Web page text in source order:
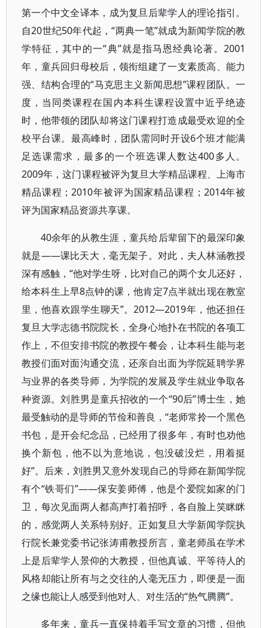
第一个中文全译本，成为复旦后辈学人的理论指引。
自20世纪50年代起，“两典一笔”就成为新闻学院的教
学特征，其中的一“典”就是指马恩经典论著。2001
年，童兵回归母校后，领衔组建了一支素质高、能力
强、结构合理的“马克思主义新闻思想”课程团队。一
度，当同类课程在国内本科生课程设置中近乎绝迹
时，他带领的团队却将这门课程打造成最受欢迎的全
校平台课。最高峰时，团队需同时开设6个班才能满
足选课需求，最多的一个班选课人数达400多人。
2009年，这门课程被评为复旦大学精品课程、上海市
精品课程；2010年被评为国家精品课程；2014年被
评为国家精品资源共享课。
40余年的从教生涯，童兵给后辈留下的最深印象
就是——课比天大，毫无架子。对此，夫人林涵教授
深有感触，“他对学生呀，比对自己的两个女儿还好，
给本科生上早8点钟的课，他肯定7点半就出现在教室
里，他喜欢跟学生聊天”。2012—2019年，他还担任
复旦大学志德书院院长，全身心地扑在书院的各项工
作上，不但安排书院的教授午餐会，让本科生能与老
教授们面对面沟通交流，还亲自出面为学院延聘学界
与业界的各类导师，为学院的发展及学生就业争取各
种资源。刘胜男是童兵招收的一个“90后”博士生，她
最受触动的是导师的节俭和善良，“老师常拎一个黑色
书包，是开会纪念品，已经用了很多年，有时也劝他
换个新包，他不以为意地说，包没破没烂，用着挺
好”。后来，刘胜男又意外发现自己的导师在新闻学院
有个“铁哥们”——保安姜师傅，他是个爱院如家的门
卫，每次见面两人都高声打着招呼，各自脸上笑眯眯
的，感觉两人关系特别好。正如复旦大学新闻学院执
行院长兼党委书记张涛甫教授所言，童老师虽在学术
上是后辈学人景仰的大教授，但他真诚、平等待人的
风格却能让所有与之交往的人毫无压力，即便是一面
之缘也能让人感受到他对人、对生活的“热气腾腾”。
多年来，童兵一直保持着手写文章的习惯，但他